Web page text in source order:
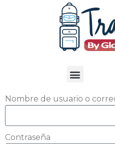
Nombre de usuario o
Contraseña